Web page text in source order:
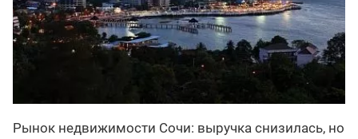
Рынок недвижимости Сочи: выручка снизилась, но